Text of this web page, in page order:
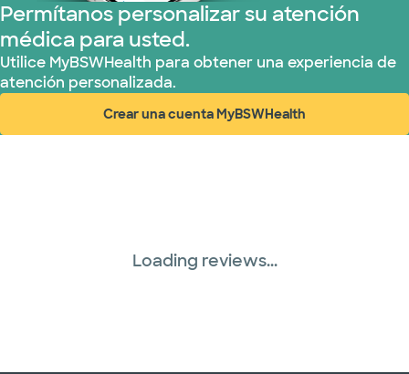
Medicare (2 planes)
Nebraska Furniture Mart (3 planes)
Permítanos personalizar su atención
médica para usted.
Utilice MyBSWHealth para obtener una experiencia de
atención personalizada.
Crear una cuenta MyBSWHealth
(abre en ventana nueva)
Loading reviews...